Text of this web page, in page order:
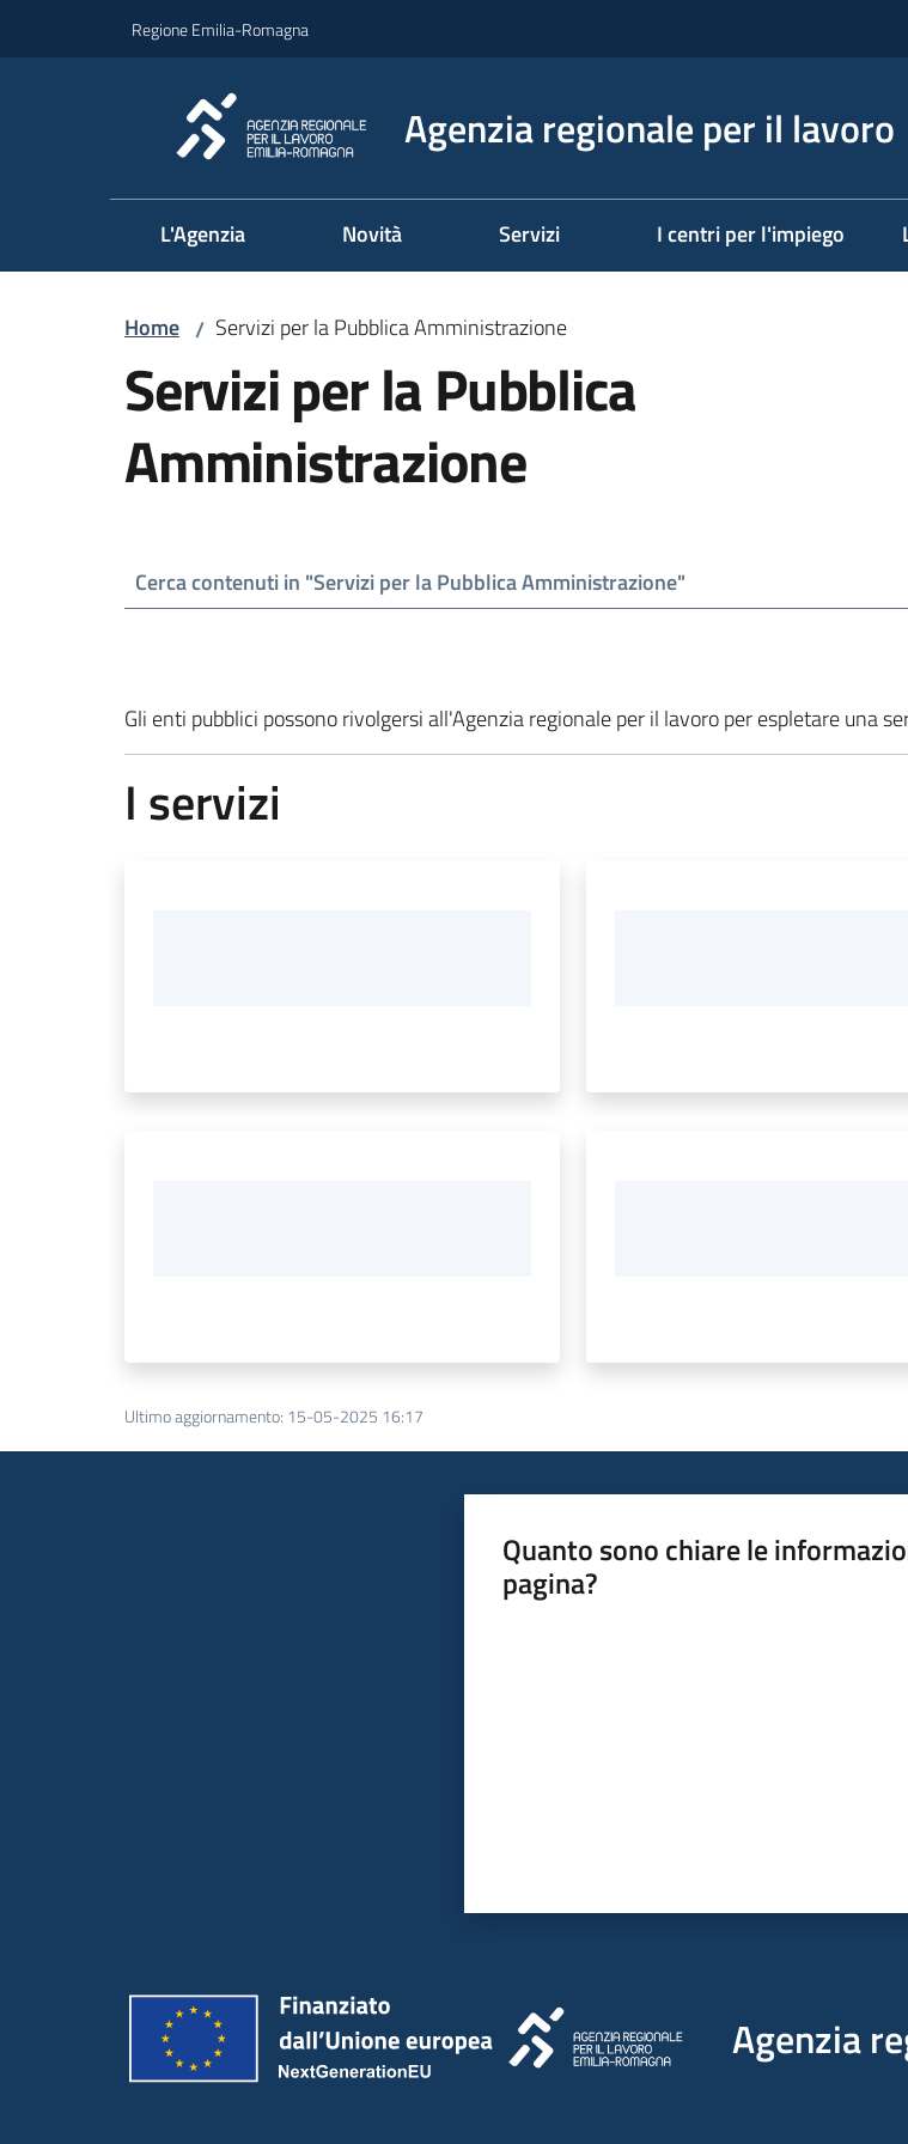
Regione Emilia-Romagna
Agenzia regionale per il lavoro
L'Agenzia Novità Servizi I centri per l'impiego
Home / Servizi per la Pubblica Amministrazione
Servizi per la Pubblica
Amministrazione
Gli enti pubblici possono rivolgersi all'Agenzia regionale per il lavoro per espletare una
I servizi
Ultimo aggiornamento: 15-05-2025 16:17
Quanto sono chiare le
pagina?
Agenzia